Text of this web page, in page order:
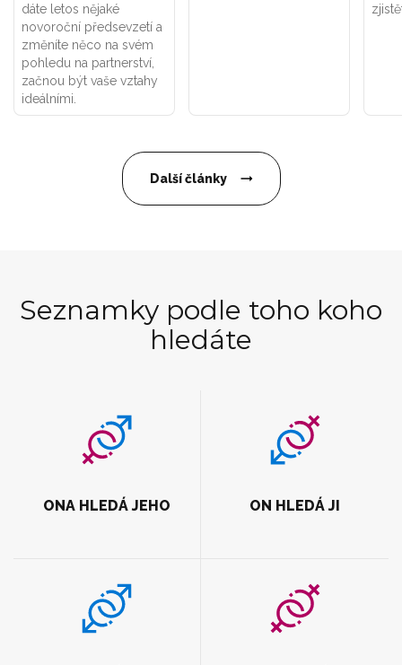
dáte letos nějaké
novoroční předsevzetí a
změníte něco na svém
pohledu na partnerství,
začnou být vaše vztahy
ideálními.
Další články
Seznamky podle toho koho
hledáte
ONA HLEDÁ JEHO ON HLEDÁ JI